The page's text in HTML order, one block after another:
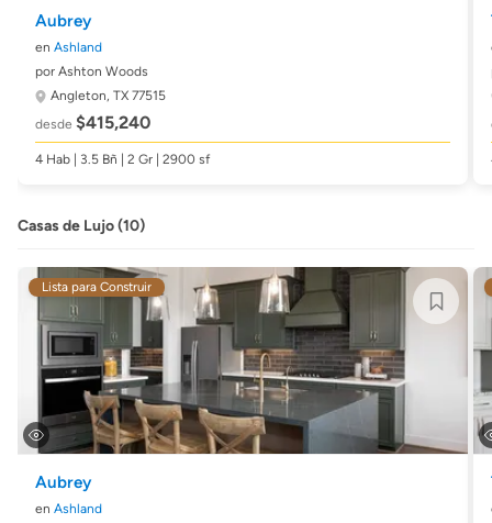
Aubrey
en Ashland
por Ashton Woods
Angleton, TX 77515
desde $415,240
4 Hab | 3.5 Bñ | 2 Gr | 2900 sf
Casas de Lujo (10)
Lista para Construir
Aubrey
en Ashland